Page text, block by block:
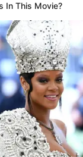
In This Movie?